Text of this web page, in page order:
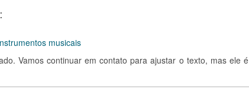
musicais
Vamos continuar em contato para ajustar o texto, mas ele é